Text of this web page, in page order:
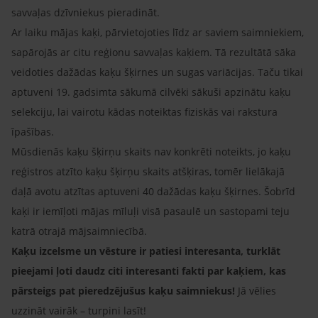
savvaļas dzīvniekus pieradināt.
Ar laiku mājas kaķi, pārvietojoties līdz ar saviem saimniekiem,
sapārojās ar citu reģionu savvaļas kaķiem. Tā rezultātā sāka
veidoties dažādas kaķu šķirnes un sugas variācijas. Taču tikai
aptuveni 19. gadsimta sākumā cilvēki sākuši apzinātu kaķu
selekciju, lai vairotu kādas noteiktas fiziskās vai rakstura
īpašības.
Mūsdienās kaķu šķirņu skaits nav konkrēti noteikts, jo kaķu
reģistros atzīto kaķu šķirņu skaits atšķiras, tomēr lielākajā
daļā avotu atzītas aptuveni 40 dažādas kaķu šķirnes. Šobrīd
kaķi ir iemīļoti mājas mīluļi visā pasaulē un sastopami teju
katrā otrajā mājsaimniecībā.
Kaķu izcelsme un vēsture ir patiesi interesanta, turklāt
pieejami ļoti daudz citi interesanti fakti par kaķiem, kas
pārsteigs pat pieredzējušus kaķu saimniekus! Jā vēlies
uzzināt vairāk – turpini lasīt!